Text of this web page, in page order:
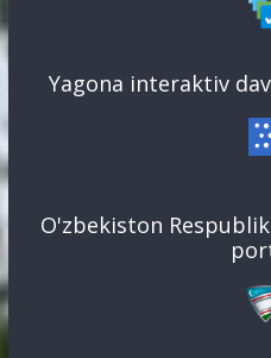
Yagona interaktiv
O'zbekiston